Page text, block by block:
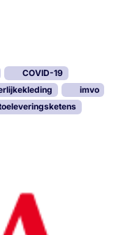
COVID-19
imvo